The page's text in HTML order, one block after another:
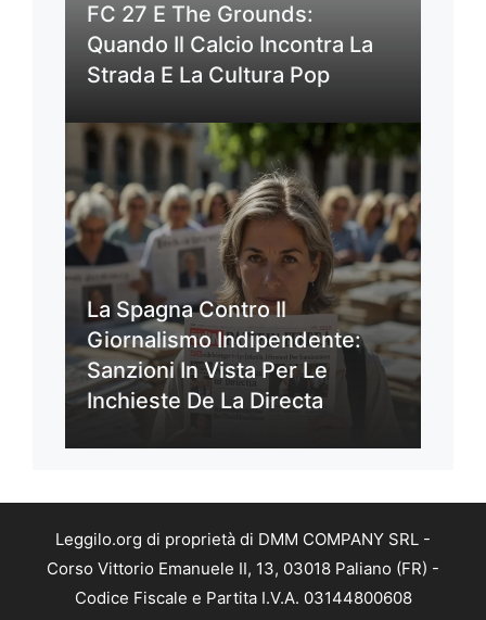
FC 27 E The Grounds:
Quando Il Calcio Incontra La
Strada E La Cultura Pop
La Spagna Contro Il
Giornalismo Indipendente:
Sanzioni In Vista Per Le
Inchieste De La Directa
Leggilo.org di proprietà di DMM COMPANY SRL -
Corso Vittorio Emanuele II, 13, 03018 Paliano (FR) -
Codice Fiscale e Partita I.V.A. 03144800608